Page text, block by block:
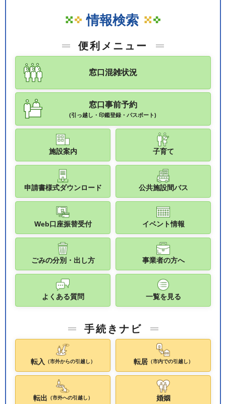
情報検索
便利メニュー
窓口混雑状況
窓口事前予約
(引っ越し・印鑑登録・パスポート)
施設案内 子育て
申請書様式ダウンロード 公共施設間バス
Web口座振替受付 イベント情報
ごみの分別・出し方 事業者の方へ
よくある質問 一覧を見る
手続きナビ
転入 （市外からの引越し） 転居（市内での引越し）
転出 （市外への引越し） 婚姻